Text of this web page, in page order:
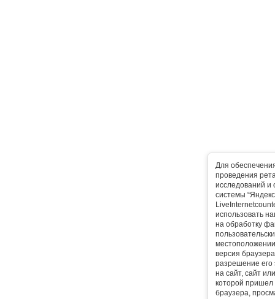
Для
проведения
исследований и
системы
использовать
на обработку
версия
разрешение его
на сайт, сайт
которой пришел
браузера,